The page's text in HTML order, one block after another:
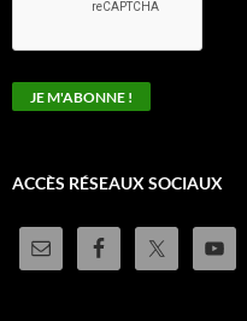
ACCÈS RÉSEAUX SOCIAUX